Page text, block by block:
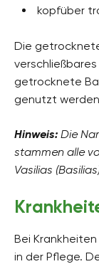
kopfüber
Die
getrocknete
genutzt
Hinweis: Die
stammen alle
Vasilias
Bei
in der Pflege.